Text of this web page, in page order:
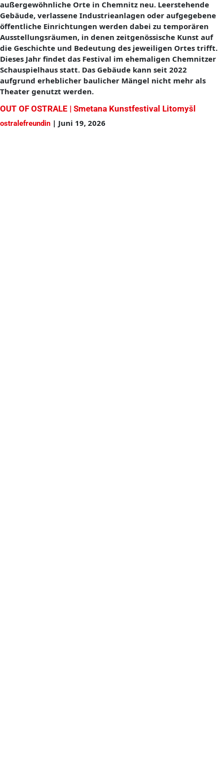
außergewöhnliche Orte in Chemnitz neu. Leerstehende
Gebäude, verlassene Industrieanlagen oder aufgegebene
öffentliche Einrichtungen werden dabei zu temporären
Ausstellungsräumen, in denen zeitgenössische Kunst auf
die Geschichte und Bedeutung des jeweiligen Ortes trifft.
Dieses Jahr findet das Festival im ehemaligen Chemnitzer
Schauspielhaus statt. Das Gebäude kann seit 2022
aufgrund erheblicher baulicher Mängel nicht mehr als
Theater genutzt werden.
OUT OF OSTRALE | Smetana Kunstfestival Litomyšl
ostralefreundin | Juni 19, 2026